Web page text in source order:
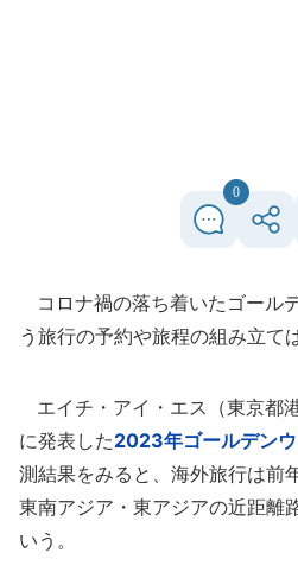
0
コロナ禍の落ち着いたゴール
う旅行の予約や旅程の組み立て
エイチ・アイ・エス（東京都
に発表した2023年ゴールデン
測結果をみると、海外旅行は前
東南アジア・東アジアの近距離
いう。